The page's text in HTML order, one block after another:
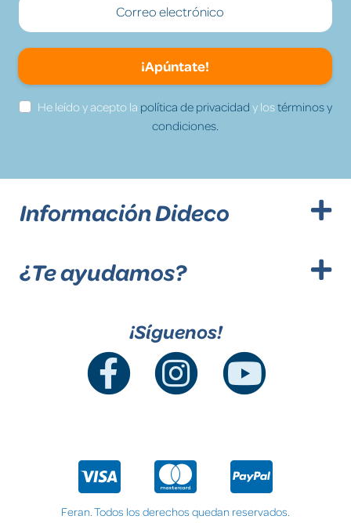
¡Apúntate!
He leído y acepto la política de privacidad y lostérminos y
condiciones.
Información Dideco
¿Te ayudamos?
¡Síguenos!
Feran. Todos los derechos quedan reservados.